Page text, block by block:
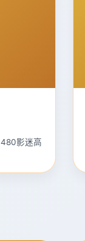
影迷高